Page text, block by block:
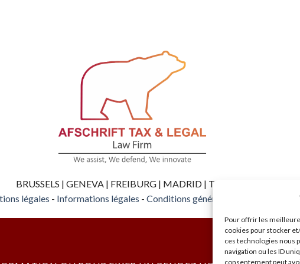
Pour offrir les
cookies pour stocker
ces technologies nous
navigation ou les ID
consentement peut
BRUSSELS | GENEVA | FREIBURG | MADRID | TEL AVIV
légales - Informations légales - Conditions générales